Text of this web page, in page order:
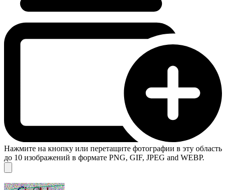
Нажмите на кнопку или перетащите фотографии в эту область
до 10 изображений в формате PNG, GIF, JPEG and WEBP.